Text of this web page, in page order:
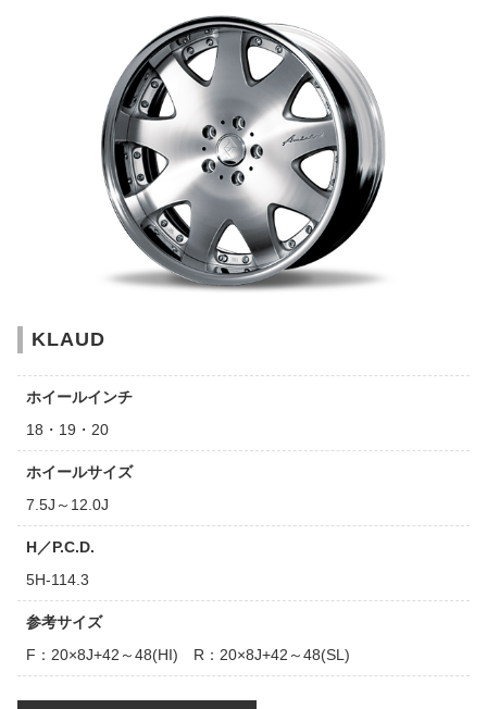
KLAUD
ホイールインチ
18・19・20
ホイールサイズ
7.5J～12.0J
H／P.C.D.
5H-114.3
参考サイズ
F：20×8J+42～48(HI) R：20×8J+42～48(SL)